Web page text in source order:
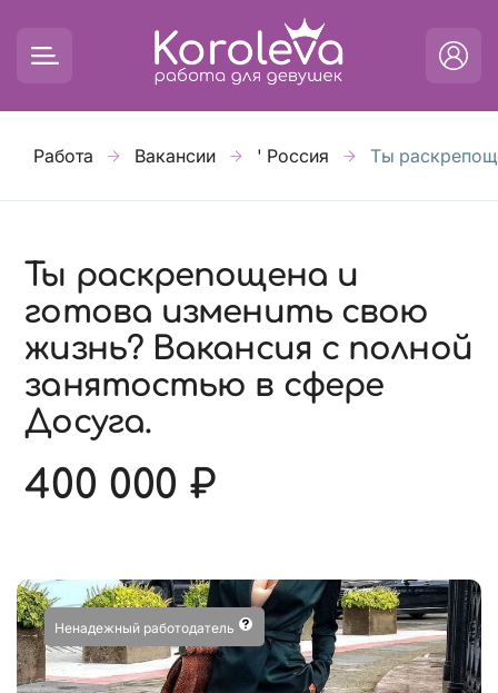
Работа Вакансии ' Россия Ты
Ты раскрепощена и
готова изменить свою
жизнь? Вакансия с полной
занятостью в сфере
Досуга.
400 000 ₽
Ненадежный работодатель